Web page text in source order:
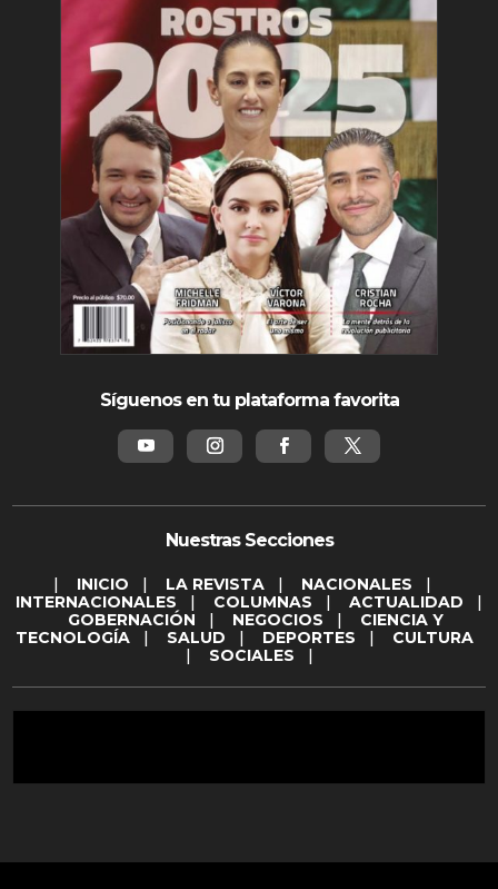
Síguenos en tu plataforma favorita
Nuestras Secciones
| INICIO | LA REVISTA | NACIONALES |
INTERNACIONALES | COLUMNAS | ACTUALIDAD |
GOBERNACIÓN | NEGOCIOS | CIENCIA Y
TECNOLOGÍA | SALUD | DEPORTES | CULTURA
| SOCIALES |